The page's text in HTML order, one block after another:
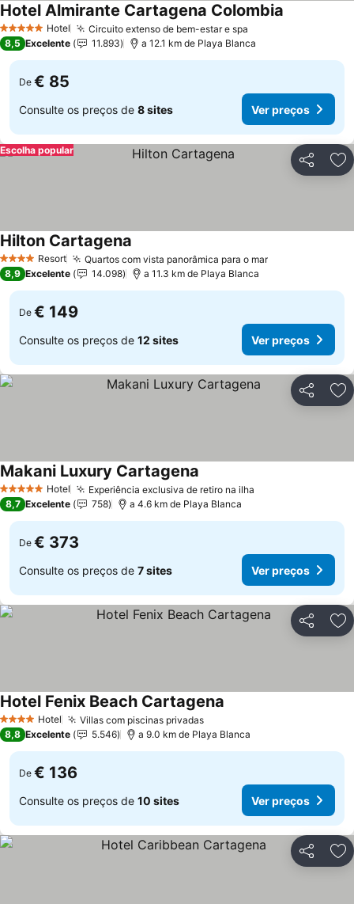
5 Estrelas Hotel Circuito extenso de bem-estar e spa
Hotel Almirante Cartagena Colombia
8,5 Excelente 11.893 a 12.1 km de Playa Blanca
De € 85
Consulte os preços de 8 sites Ver preços
Partilhar
Escolha popular
4 EstrelasResort Quartos com vista panorâmica para o mar
Hilton Cartagena
8,9 Excelente 14.098 a 11.3 km de Playa Blanca
De € 149
Consulte os preços de 12 sites Ver preços
Partilhar
5 Estrelas Hotel Experiência exclusiva de retiro na ilha
Makani Luxury Cartagena
8,7 Excelente 758 a 4.6 km de Playa Blanca
De € 373
Consulte os preços de 7 sites Ver preços
Partilhar
4 EstrelasHotel Villas com piscinas privadas
Hotel Fenix Beach Cartagena
8,8 Excelente 5.546 a 9.0 km de Playa Blanca
De € 136
Consulte os preços de 10 sites Ver preços
Partilhar